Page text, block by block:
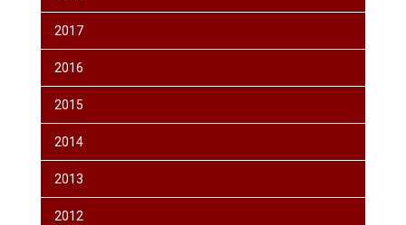
2017
2016
2015
2014
2013
2012